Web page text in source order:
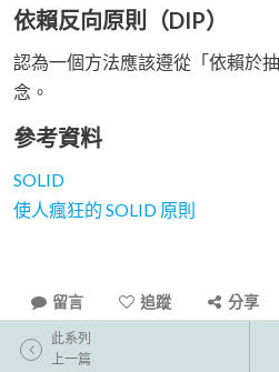
依賴反向原則（DIP）
認為一個方法應該遵從「依賴於
念。
參考資料
SOLID
使人瘋狂的 SOLID 原則
留言 追蹤 分享
此系列
上一篇